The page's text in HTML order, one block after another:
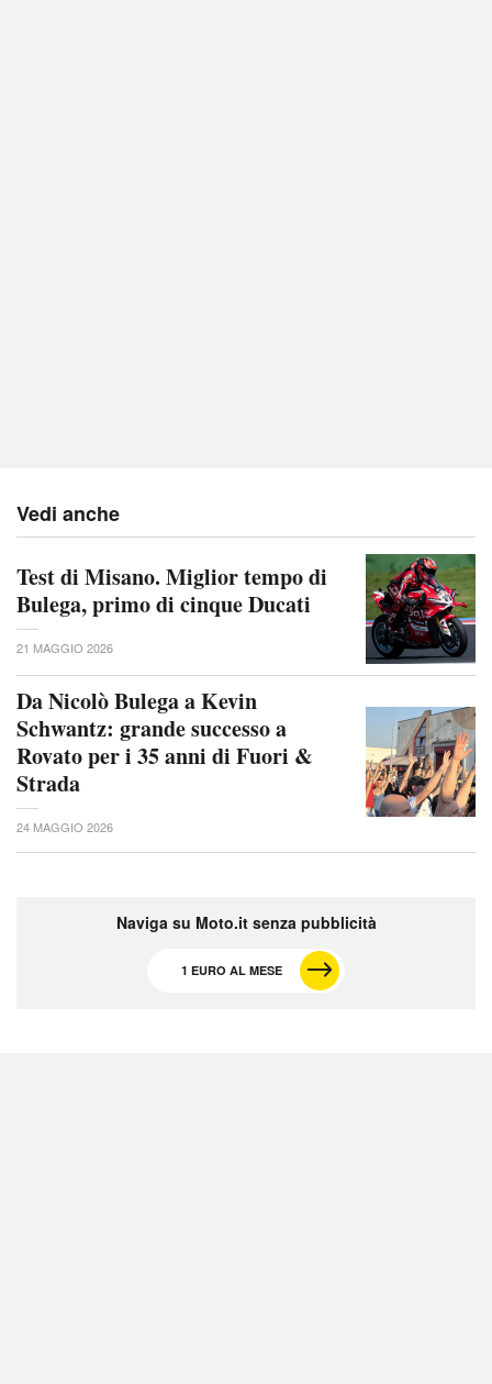
Vedi anche
Test di Misano. Miglior tempo di
Bulega, primo di cinque Ducati
21 MAGGIO 2026
Da Nicolò Bulega a Kevin
Schwantz: grande successo a
Rovato per i 35 anni di Fuori &
Strada
24 MAGGIO 2026
Naviga su Moto.it senza pubblicità
1 EURO AL MESE